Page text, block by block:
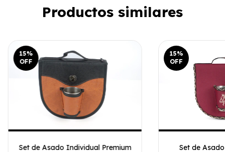
Productos similares
15%
OFF
Set de Asado Individual Premium
15%
OFF
Set de